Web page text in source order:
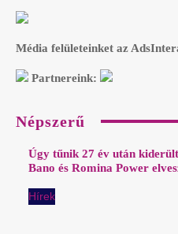
Média felületeinket az
Partnereink:
Népszerű
Úgy tűnik 27 év után
Bano és Romina Power
Hírek